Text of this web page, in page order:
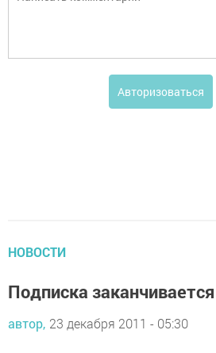
Авторизоваться
НОВОСТИ
Подписка заканчивается
автор, 23 декабря 2011 - 05:30